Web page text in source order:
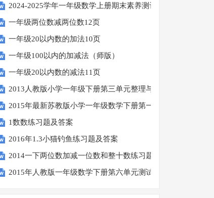
2024-2025学年一年级数学上册期末素养测评卷（考试版A4
一年级两位数减两位数12页
一年级20以内数的加法10页
一年级100以内的加减法（师版）
一年级20以内数的减法11页
2013人教版小学一年级下册第三单元整理与复习（一）练习题
2015年最新苏教版小学一年级数学下册第一次月考试卷
1数数练习题及答案
2016年1.3小猫钓鱼练习题及答案
2014一下两位数加减一位数和整十数练习题四
2015年人教版一年级数学下册第六单元测试题